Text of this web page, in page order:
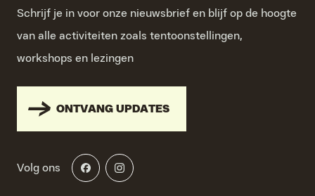
Schrijf je in voor onze nieuwsbrief en blijf op de hoogte
van alle activiteiten zoals tentoonstellingen,
workshops en lezingen
ONTVANG UPDATES
Volg ons